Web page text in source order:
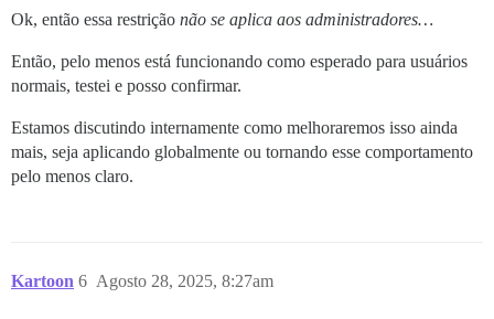
Ok, então essa restrição não se aplica aos administradores…
Então, pelo menos está funcionando como esperado para usuários
normais, testei e posso confirmar.
Estamos discutindo internamente como melhoraremos isso ainda
mais, seja aplicando globalmente ou tornando esse comportamento
pelo menos claro.
Kartoon Agosto 28, 2025, 8:27am
6